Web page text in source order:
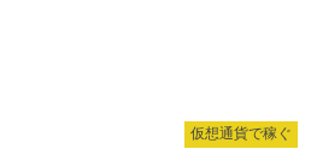
仮想通貨で稼ぐ